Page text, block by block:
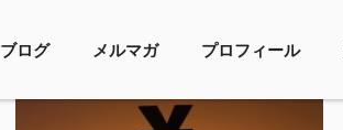
ブログ メルマガ プロフィール